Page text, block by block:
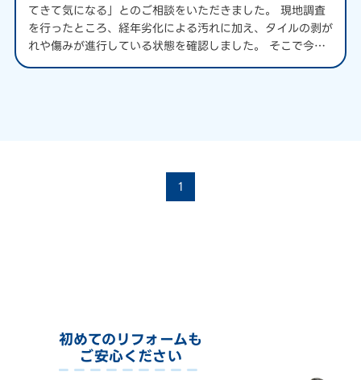
てきて気になる」とのご相談をいただきました。 現地調査
を行ったところ、経年劣化による汚れに加え、タイルの剥が
れや傷みが進行している状態を確認しました。 そこで今回
は、タイルの張り替えと床シートを施工するリフォームをご
1
初めてのリフォームも
ご安心ください